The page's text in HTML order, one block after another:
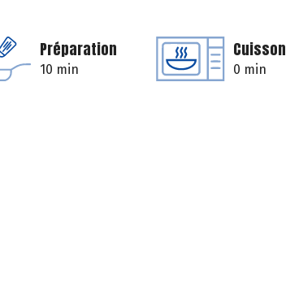
Préparation
10 min
Cuisson
0 min